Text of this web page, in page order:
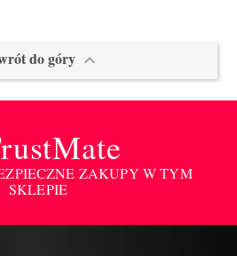
do góry 
ZAKUPY W TYM
SKLEPIE